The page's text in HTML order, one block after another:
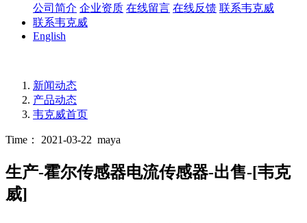
公司简介 企业资质 在线留言 在线反馈 联系韦克威
联系韦克威
English
新闻动态
产品动态
韦克威首页
Time： 2021-03-22 maya
生产-霍尔传感器电流传感器-出售-[韦克
威]